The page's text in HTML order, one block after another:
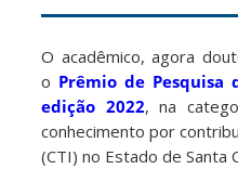
O acadêmico, agora
o Prêmio de Pesquisa
edição 2022, na
conhecimento por
(CTI) no Estado de Santa